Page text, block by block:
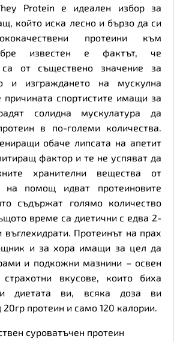
Protein е идеален избор за
който иска лесно и бързо да си
протеини към
известен е фактът, че
са от съществено значение за
и изграждането на мускулна
спортистите имащи за
солидна мускулатура да
в по-големи количества.
обаче липсата на апетит
фактор и те не успяват да
хранителни вещества от
на помощ идват протеиновите
съдържат голямо количество
време са диетични с едва 2-
въглехидрати. Протеинът на прах
и за хора имащи за цел да
и подкожни мазнини – освен
страхотни вкусове, които биха
диетата ви, всяка доза ви
протеин и само 120 калории.
суроватъчен протеин